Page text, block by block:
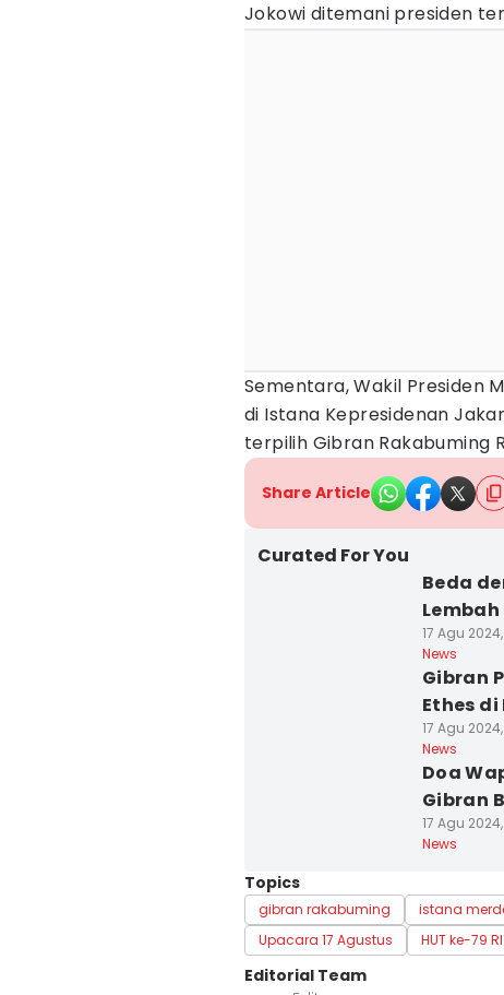
Jokowi ditemani presiden
Sementara, Wakil Presiden
di Istana Kepresidenan
terpilih Gibran Rakabuming
Share Article
Curated For You
Beda
17 Agu 2024,
News
Gibran
Ethes
17 Agu
News
Doa
Gibran
17 Agu
News
Topics
gibran rakabuming istana
Upacara 17 Agustus
HUT ke-79 RI
Editorial Team